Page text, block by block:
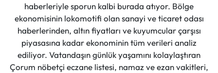
haberleriyle sporun kalbi burada atıyor. Bölge
ekonomisinin lokomotifi olan sanayi ve ticaret odası
haberlerinden, altın fiyatları ve kuyumcular çarşısı
piyasasına kadar ekonominin tüm verileri analiz
ediliyor. Vatandaşın günlük yaşamını kolaylaştıran
Çorum nöbetçi eczane listesi, namaz ve ezan vakitleri,